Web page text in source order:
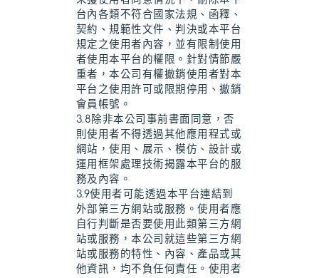
台內各類不符合國家法規、函釋、
契約、規範性文件、判決或本平台
規定之使用者內容，並有限制使用
者使用本平台的權限。針對情節嚴
重者，本公司有權撤銷使用者對本
平台之使用許可或限期停用、撤銷
會員帳號。
3.8除非本公司事前書面同意，否
則使用者不得透過其他應用程式或
網站，使用、展示、模仿、設計或
運用框架處理技術揭露本平台的服
務及內容。
3.9使用者可能透過本平台連結到
外部第三方網站或服務。使用者應
自行判斷是否要使用此類第三方網
站或服務，本公司就這些第三方網
站或服務的特性、內容、產品或其
他資訊，均不負任何責任。使用者